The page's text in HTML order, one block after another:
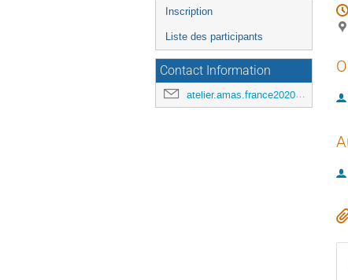
Inscription
Liste des participants
Contact Information
atelier.amas.france2020@obspm.fr